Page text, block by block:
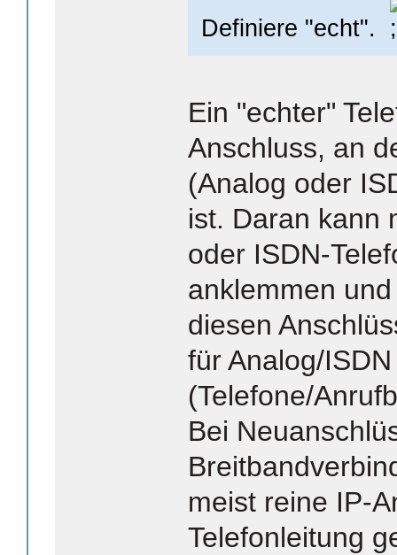
Definiere "echt".
Ein "echter"
Anschluss, an
(Analog oder
ist. Daran kann
oder ISDN-
anklemmen
diesen
für Analog/
(Telefone/
Bei
meist reine IP-
Telefonleitung